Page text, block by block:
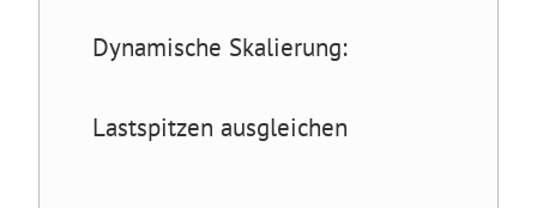
Dynamische Skalierung:
Lastspitzen ausgleichen